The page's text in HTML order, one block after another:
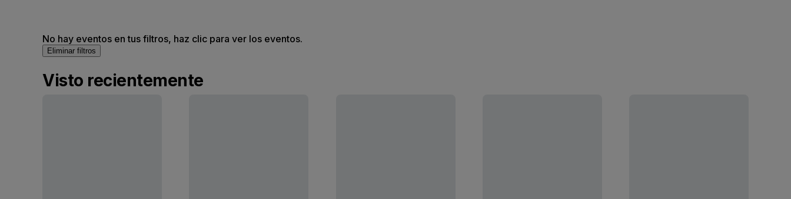
No hay eventos en tus filtros, haz clic para ver los eventos.
Eliminar filtros
Visto recientemente